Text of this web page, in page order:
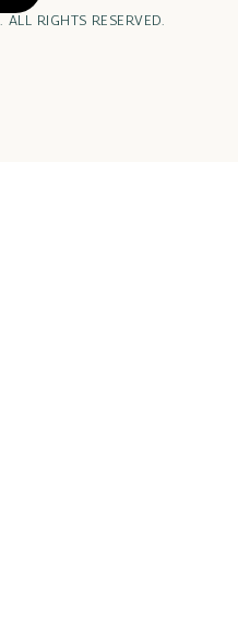
RIGHTS RESERVED.